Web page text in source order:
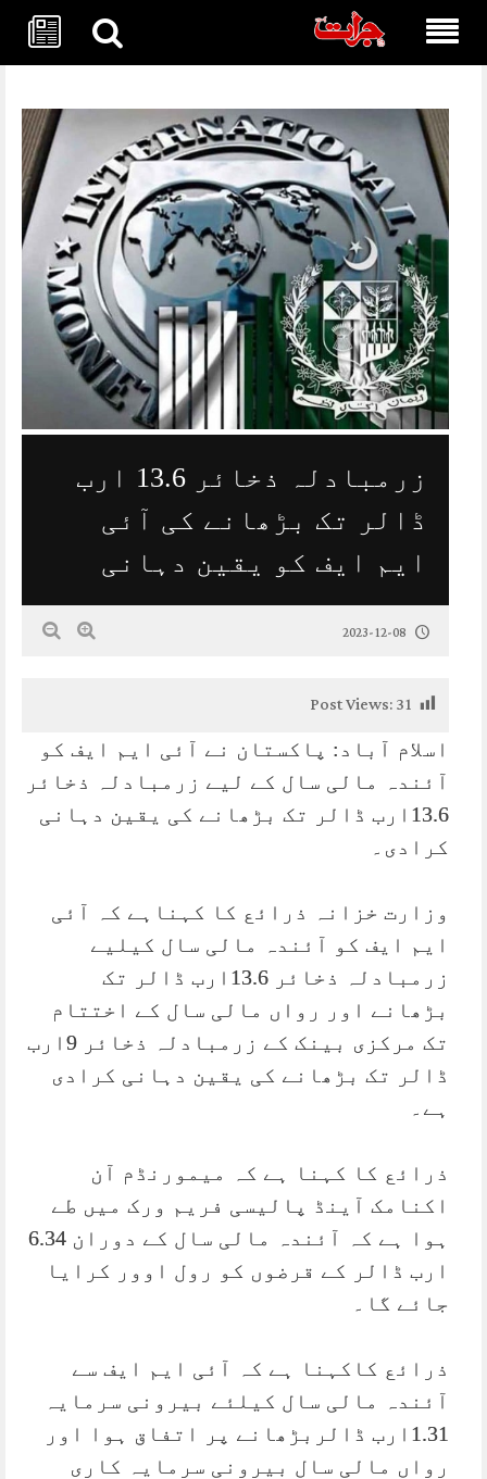
زرمبادلہ ذخائر 13.6 ارب
ڈالر تک بڑھانے کی آئی
ایم ایف کو یقین دہانی
2023-12-08
Post Views:31
اسلام آباد: پاکستان نے آئی ایم ایف کو
آئندہ مالی سال کے لیے زرمبادلہ ذخائر
13.6ارب ڈالر تک بڑھانے کی یقین دہانی
کرادی۔
وزارت خزانہ ذرائع کا کہناہے کہ آئی
ایم ایف کو آئندہ مالی سال کیلیے
زرمبادلہ ذخائر 13.6ارب ڈالر تک
بڑھانے اور رواں مالی سال کے اختتام
تک مرکزی بینک کے زرمبادلہ ذخائر 9ارب
ڈالر تک بڑھانے کی یقین دہانی کرادی
ہے۔
ذرائع کا کہنا ہے کہ میمورنڈم آن
اکنامک آینڈ پالیسی فریم ورک میں طے
ہوا ہے کہ آئندہ مالی سال کے دوران 6.34
ارب ڈالر کے قرضوں کو رول اوور کرایا
جائے گا۔
ذرائع کاکہنا ہے کہ آئی ایم ایف سے
آئندہ مالی سال کیلئے بیرونی سرمایہ
1.31ارب ڈالربڑھانے پر اتفاق ہوا اور
رواں مالی سال بیرونی سرمایہ کاری